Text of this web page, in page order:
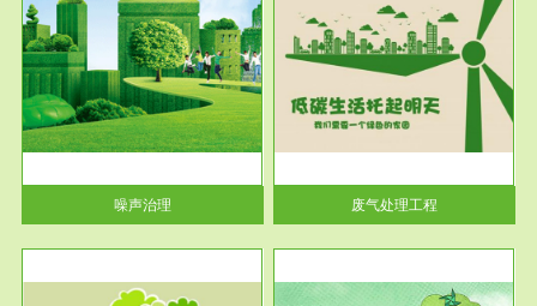
噪声治理
服务范围
废气处理工程
废气处理工程